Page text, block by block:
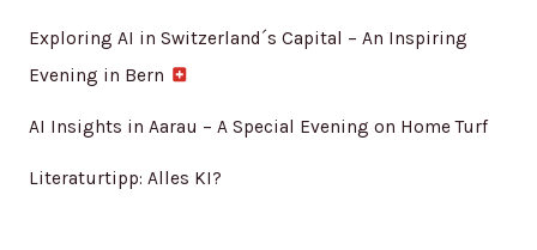
Exploring AI in Switzerland´s Capital – An Inspiring
Evening in Bern
AI Insights in Aarau – A Special Evening on Home Turf
Literaturtipp: Alles KI?